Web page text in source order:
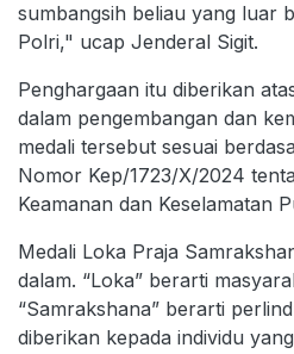
sumbangsih beliau yang luar
Polri," ucap Jenderal Sigit.
Penghargaan itu diberikan
dalam pengembangan dan
medali tersebut sesuai
Nomor Kep/1723/X/2024
Keamanan dan Keselamatan
Medali Loka Praja
dalam. “Loka” berarti
“Samrakshana” berarti
diberikan kepada individu